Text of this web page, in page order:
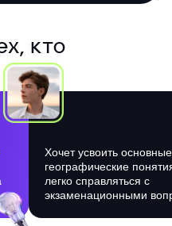
кто
Хочет усвоить основные
географические
легко справляться с
экзаменационными